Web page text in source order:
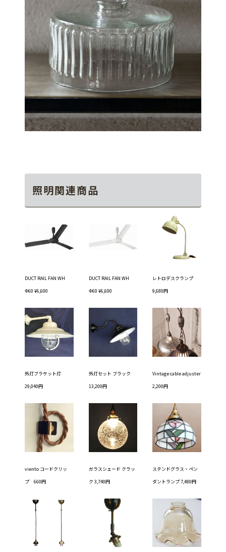
照明関連商品
DUCT RAIL FAN WH
Φ60 ¥6,600
DUCT RAIL FAN WH
Φ60 ¥6,600
レトロデスクランプ
9,680円
外灯ブラケット灯
29,040円
外灯セット ブラック
13,200円
Vintage cable adjuster
2,200円
viento コードクリッ
プ 660円
ガラスシェード クラッ
ク 3,740円
ステンドグラス・ペン
ダントランプ 7,480円